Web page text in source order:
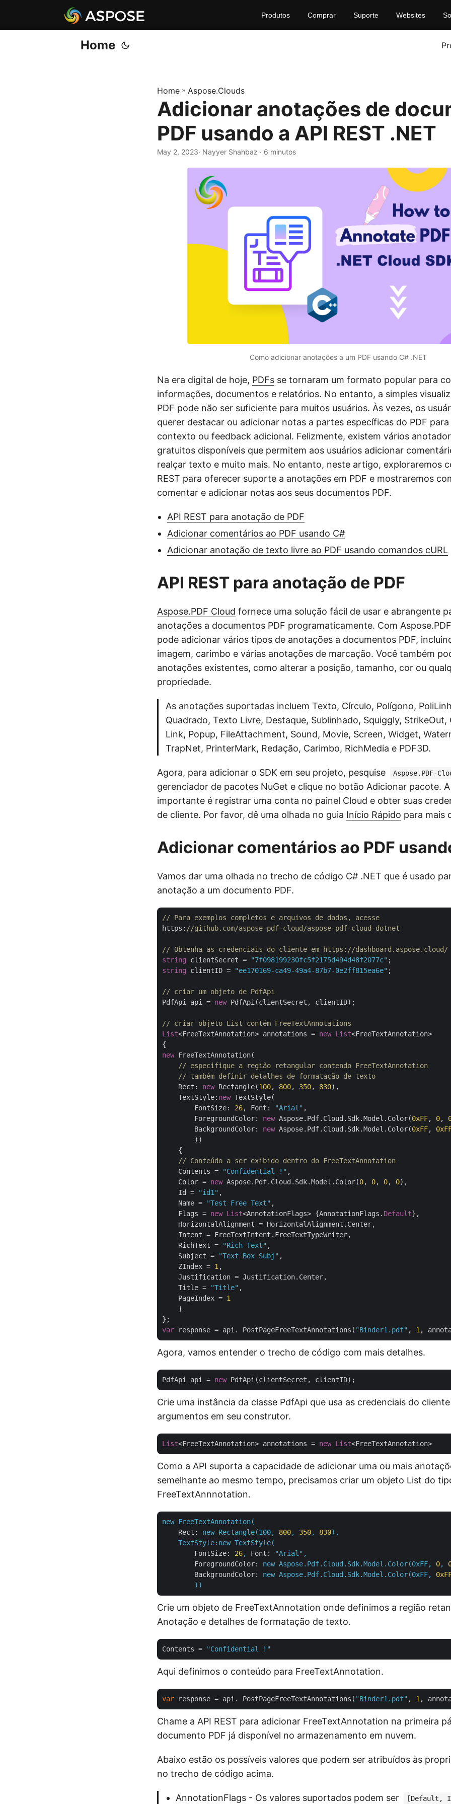
Produtos Comprar Suporte Websites
Home
Home » Aspose.Clouds
Adicionar anotações de
PDF usando a API REST .NET
May 2, 2023· Nayyer Shahbaz · 6 minutos
Como adicionar anotações a um PDF usando C# .NET
Na era digital de hoje, PDFs se tornaram um formato popular para
informações, documentos e relatórios. No entanto, a simples
PDF pode não ser suficiente para muitos usuários. Às vezes, os
querer destacar ou adicionar notas a partes específicas do PDF
contexto ou feedback adicional. Felizmente, existem vários
gratuitos disponíveis que permitem aos usuários adicionar
realçar texto e muito mais. No entanto, neste artigo, exploraremos
REST para oferecer suporte a anotações em PDF e mostraremos
comentar e adicionar notas aos seus documentos PDF.
API REST para anotação de PDF
Adicionar comentários ao PDF usando C#
Adicionar anotação de texto livre ao PDF usando comandos cURL
API REST para anotação de PDF
Aspose.PDF Cloud fornece uma solução fácil de usar e abrangente
anotações a documentos PDF programaticamente. Com
pode adicionar vários tipos de anotações a documentos PDF,
imagem, carimbo e várias anotações de marcação. Você também
anotações existentes, como alterar a posição, tamanho, cor ou
propriedade.
As anotações suportadas incluem Texto, Círculo, Polígono,
Quadrado, Texto Livre, Destaque, Sublinhado, Squiggly, StrikeOut,
Link, Popup, FileAttachment, Sound, Movie, Screen, Widget,
TrapNet, PrinterMark, Redação, Carimbo, RichMedia e PDF3D.
Agora, para adicionar o SDK em seu projeto, pesquise Aspose.PDF-
gerenciador de pacotes NuGet e clique no botão Adicionar pacote.
importante é registrar uma conta no painel Cloud e obter suas
de cliente. Por favor, dê uma olhada no guia Início Rápido para mais
Adicionar comentários ao PDF
Vamos dar uma olhada no trecho de código C# .NET que é usado
anotação a um documento PDF.
// Para exemplos completos e arquivos de dados, acesse
https: //github.com/aspose-pdf-cloud/aspose-pdf-cloud-dotnet
// Obtenha as credenciais do cliente em https://dashboard.aspose.cloud/
string clientSecret = "7f098199230fc5f2175d494d48f2077c"
string clientID = "ee170169-ca49-49a4-87b7-0e2ff815ea6e" ;
// criar um objeto de PdfApi
PdfApi api = new PdfApi(clientSecret, clientID);
// criar objeto List contém FreeTextAnnotations
List<FreeTextAnnotation> annotations = new List<FreeTextAnnotation>
new FreeTextAnnotation(
// especifique a região retangular contendo FreeTextAnnotation
// também definir detalhes de formatação de texto
    Rect:
new Rectangle(100, 800, 350, 830),
    TextStyle:
new TextStyle(
        FontSize:
26, Font: "Arial" ,
        ForegroundColor:
new Aspose.Pdf.Cloud.Sdk.Model.Color(0xFF, 0,
        BackgroundColor:
new Aspose.Pdf.Cloud.Sdk.Model.Color(0xFF,
        ))
    {
// Conteúdo a ser exibido dentro do FreeTextAnnotation
    Contents =
"Confidential !" ,
    Color =
new Aspose.Pdf.Cloud.Sdk.Model.Color(0, 0, 0, 0),
    Id =
"id1" ,
    Name =
"Test Free Text" ,
    Flags =
new List<AnnotationFlags> {AnnotationFlags. Default},
    HorizontalAlignment = HorizontalAlignment.Center,
    Intent = FreeTextIntent.FreeTextTypeWriter,
    RichText =
"Rich Text" ,
    Subject =
"Text Box Subj" ,
    ZIndex =
1 ,
    Justification = Justification.Center,
    Title =
"Title" ,
    PageIndex =
1
    }
var response = api. PostPageFreeTextAnnotations( "Binder1.pdf" , 1
Agora, vamos entender o trecho de código com mais detalhes.
PdfApi api = new
Crie uma instância da classe PdfApi que usa as credenciais do
argumentos em seu construtor.
List<FreeTextAnnotation> annotations = new List
Como a API suporta a capacidade de adicionar uma ou mais
semelhante ao mesmo tempo, precisamos criar um objeto List do
FreeTextAnnnotation.
new FreeTextAnnotation(
Rect:
new Rectangle(100, 800, 350, 830),
TextStyle:new TextStyle(
FontSize:
26, Font: "Arial" ,
ForegroundColor:
new Aspose.Pdf.Cloud.Sdk.Model.Color(0xFF, 0,
BackgroundColor:
new Aspose.Pdf.Cloud.Sdk.Model.Color(0xFF,
))
Crie um objeto de FreeTextAnnotation onde definimos a região
Anotação e detalhes de formatação de texto.
Contents = "Confidential !"
Aqui definimos o conteúdo para FreeTextAnnotation.
var response = api. PostPageFreeTextAnnotations( "Binder1.pdf" , 1
Chame a API REST para adicionar FreeTextAnnotation na primeira
documento PDF já disponível no armazenamento em nuvem.
Abaixo estão os possíveis valores que podem ser atribuídos às
no trecho de código acima.
AnnotationFlags - Os valores suportados podem ser [Default,